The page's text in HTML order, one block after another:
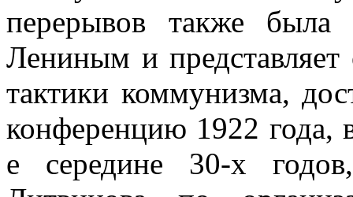
перерывов также была
Лениным и представляет
тактики коммунизма,
конференцию 1922
е середине 30-х